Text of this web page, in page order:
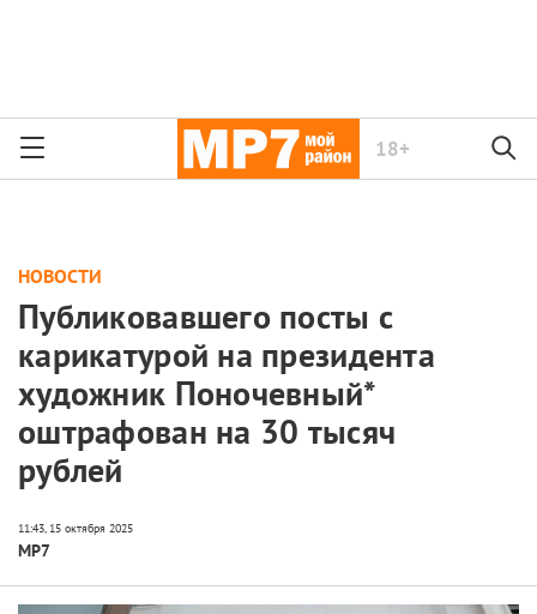
18+
НОВОСТИ
Публиковавшего посты с
карикатурой на президента
художник Поночевный*
оштрафован на 30 тысяч
рублей
МР7